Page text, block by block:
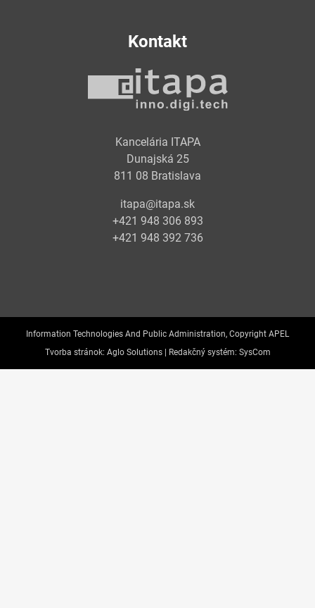
Kontakt
Kancelária ITAPA
Dunajská 25
811 08 Bratislava
itapa@itapa.sk
+421 948 306 893
+421 948 392 736
Information Technologies And Public Administration, Copyright APEL
Tvorba stránok: Aglo Solutions | Redakčný systém: SysCom